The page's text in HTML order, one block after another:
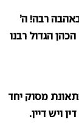
רבה! ה’
הגדול רבנו
מסוק יחד
ויש דיין.